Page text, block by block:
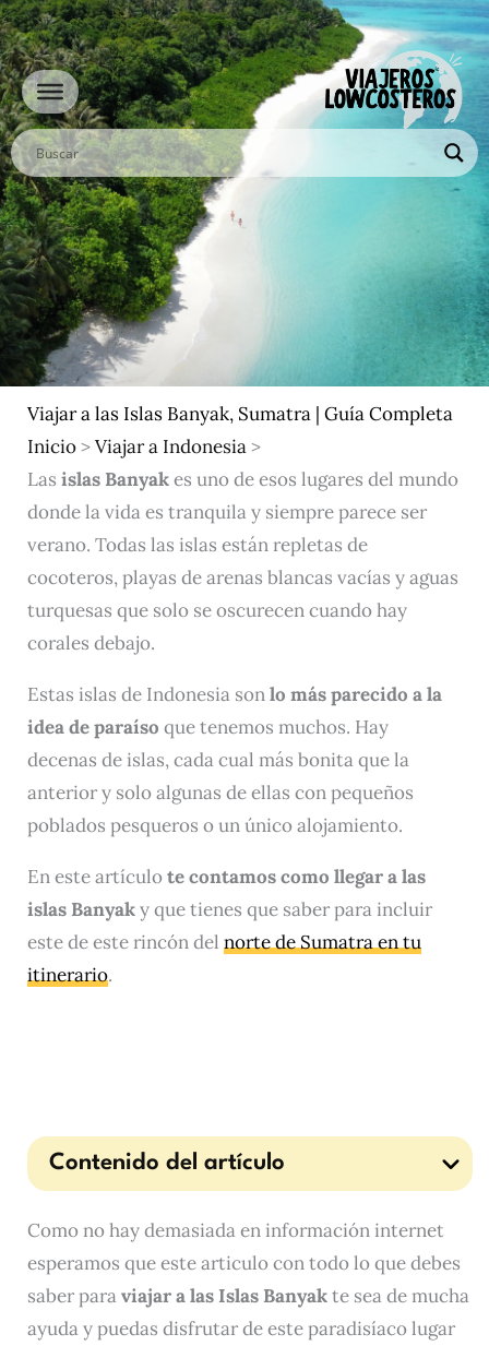
Ir
al
contenido
Viajar a las Islas Banyak, Sumatra | Guía Completa
Inicio>Viajar a Indonesia>
Las islas Banyakes uno de esos lugares del mundo
donde la vida es tranquila y siempre parece ser
verano. Todas las islas están repletas de
cocoteros, playas de arenas blancas vacías y aguas
turquesas que solo se oscurecen cuando hay
corales debajo.
Estas islas de Indonesia sonlo más parecido a la
idea de paraíso que tenemos muchos. Hay
decenas de islas, cada cual más bonita que la
anterior y solo algunas de ellas con pequeños
poblados pesqueros o un único alojamiento.
En este artículote contamos como llegar a las
islas Banyaky que tienes que saber para incluir
este de este rincón del norte de Sumatra en tu
itinerario.
Contenido del artículo
Como no hay demasiada en información internet
esperamos que este articulo con todo lo que debes
saber paraviajar a las Islas Banyakte sea de mucha
ayuda y puedas disfrutar de este paradisíaco lugar